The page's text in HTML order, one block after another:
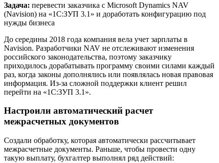
Задача: перевести заказчика с Microsoft Dynamics NAV
(Navision) на «1С:ЗУП 3.1» и доработать конфигурацию под
нужды бизнеса
До середины 2018 года компания вела учет зарплаты в
Navision. Разработчики NAV не отслеживают изменения
российского законодательства, поэтому заказчику
приходилось дорабатывать программу своими силами каждый
раз, когда законы дополнялись или появлялась новая правовая
информация. Из-за сложной поддержки клиент решил
перейти на «1С:ЗУП 3.1».
Настроили автоматический расчет
межрасчетных документов
Создали обработку, которая автоматически рассчитывает
межрасчетные документы. Раньше, чтобы провести одну
такую выплату, бухгалтер выполнял ряд действий: